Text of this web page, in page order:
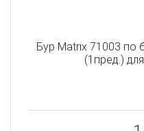
Бур Matrix 71003
(1пред.)